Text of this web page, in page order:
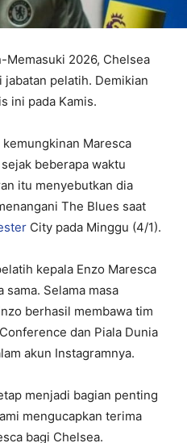
Memasuki 2026, Chelsea
jabatan pelatih. Demikian
ini pada Kamis.
Maresca
beberapa waktu
itu menyebutkan dia
The Blues saat
City pada Minggu (4/1).
kepala Enzo Maresca
Selama masa
berhasil membawa tim
Conference dan Piala Dunia
akun Instagramnya.
menjadi bagian penting
mengucapkan terima
bagi Chelsea.